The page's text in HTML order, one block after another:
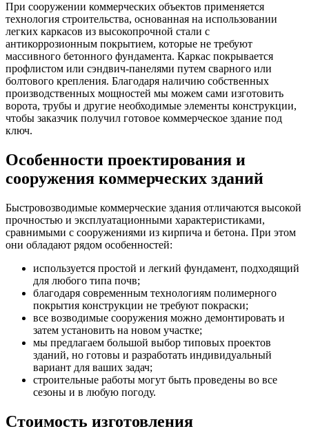
При сооружении коммерческих объектов применяется
технология строительства, основанная на использовании
легких каркасов из высокопрочной стали с
антикоррозионным покрытием, которые не требуют
массивного бетонного фундамента. Каркас покрывается
профлистом или сэндвич-панелями путем сварного или
болтового крепления. Благодаря наличию собственных
производственных мощностей мы можем сами изготовить
ворота, трубы и другие необходимые элементы конструкции,
чтобы заказчик получил готовое коммерческое здание под
ключ.
Особенности проектирования и
сооружения коммерческих зданий
Быстровозводимые коммерческие здания отличаются высокой
прочностью и эксплуатационными характеристиками,
сравнимыми с сооружениями из кирпича и бетона. При этом
они обладают рядом особенностей:
используется простой и легкий фундамент, подходящий
для любого типа почв;
благодаря современным технологиям полимерного
покрытия конструкции не требуют покраски;
все возводимые сооружения можно демонтировать и
затем установить на новом участке;
мы предлагаем большой выбор типовых проектов
зданий, но готовы и разработать индивидуальный
вариант для ваших задач;
строительные работы могут быть проведены во все
сезоны и в любую погоду.
Стоимость изготовления